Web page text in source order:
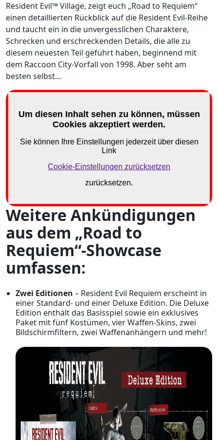
Resident Evil™ Village, zeigt euch „Road to Requiem“
einen detaillierten Rückblick auf die Resident Evil-Reihe
und taucht ein in die unvergesslichen Charaktere,
Schrecken und erschreckenden Details, die alle zu
diesem neuesten Teil geführt haben, beginnend mit
dem Raccoon City-Vorfall von 1998. Aber seht am
besten selbst...
Weitere Ankündigungen
aus dem „Road to
Requiem“-Showcase
umfassen:
Zwei Editionen – Resident Evil Requiem erscheint in
einer Standard- und einer Deluxe Edition. Die Deluxe
Edition enthält das Basisspiel sowie ein exklusives
Paket mit fünf Kostümen, vier Waffen-Skins, zwei
Bildschirmfiltern, zwei Waffenanhängern und mehr!